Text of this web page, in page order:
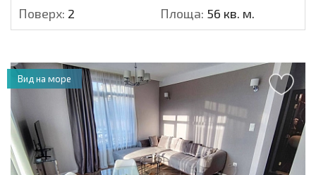
Поверх: 2 Площа: 56 кв. м.
Вид на море